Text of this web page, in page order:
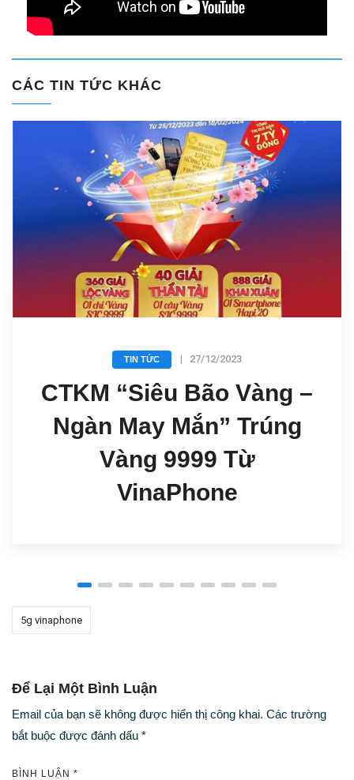
CÁC TIN TỨC KHÁC
TIN TỨC | 27/12/2023
CTKM “Siêu Bão Vàng –
Ngàn May Mắn” Trúng
Vàng 9999 Từ
VinaPhone
5g vinaphone
Để Lại Một Bình Luận
Email của bạn sẽ không được hiển thị công khai. Các trường
bắt buộc được đánh dấu *
BÌNH LUẬN *